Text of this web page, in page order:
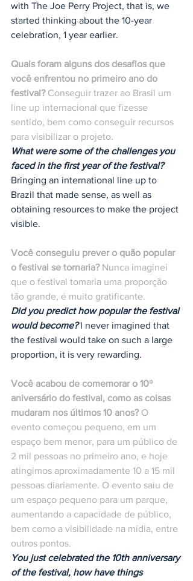
with The Joe Perry Project, that is, we
started thinking about the 10-year
celebration, 1 year earlier.
Quais foram alguns dos desafios que
você enfrentou no primeiro ano do
festival? Conseguir trazer ao Brasil um
line up internacional que fizesse
sentido, bem como conseguir recursos
para visibilizar o projeto.
What were some of the challenges you
faced in the first year of the festival?
Bringing an international line up to
Brazil that made sense, as well as
obtaining resources to make the project
visible.
Você conseguiu prever o quão popular
o festival se tornaria? Nunca imaginei
que o festival tomaria uma proporção
tão grande, é muito gratificante.
Did you predict how popular the festival
would become? I never imagined that
the festival would take on such a large
proportion, it is very rewarding.
Você acabou de comemorar o 10º
aniversário do festival, como as coisas
mudaram nos últimos 10 anos? O
evento começou pequeno, em um
espaço bem menor, para um público de
2 mil pessoas no primeiro ano, e hoje
atingimos aproximadamente 10 a 15 mil
pessoas diariamente. O evento saiu de
um espaço pequeno para um parque,
aumentando a capacidade de público,
bem como a visibilidade na mídia, entre
outros pontos.
You just celebrated the 10th anniversary
of the festival, how have things